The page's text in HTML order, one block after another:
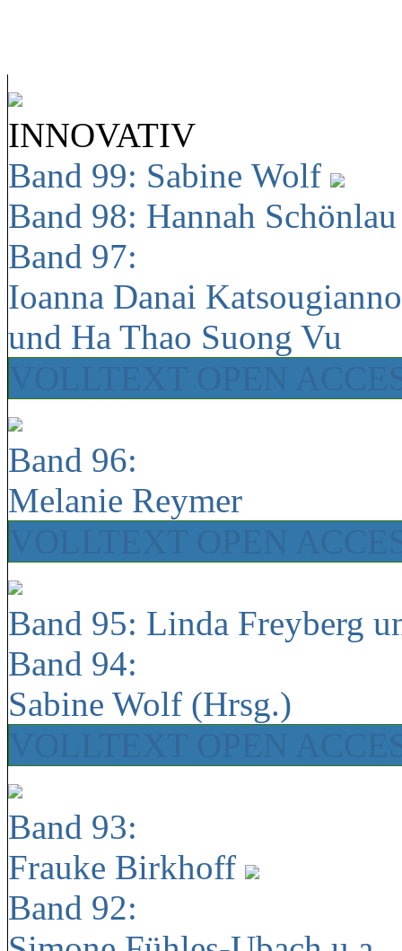
INNOVATIV
Band 99: Sabine Wolf
Band 98: Hannah
Band 97:
Ioanna Danai
und Ha Thao Suong Vu
Band 96:
Melanie Reymer
Band 95: Linda Freyberg
Band 94:
Sabine Wolf (Hrsg.)
Band 93:
Frauke Birkhoff
Band 92: